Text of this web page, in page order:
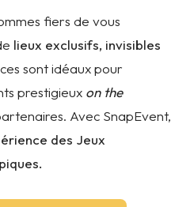
fiers de vous
lieux exclusifs, invisibles
sont idéaux pour
prestigieux on the
Avec SnapEvent,
des Jeux